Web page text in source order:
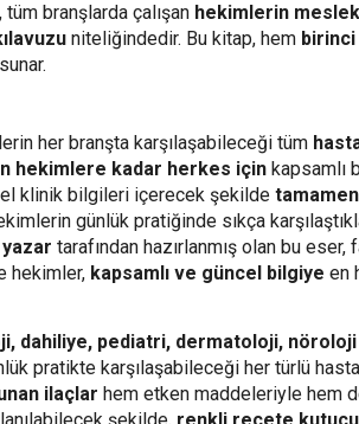
, tüm branşlarda çalışan hekimlerin
niteliğindedir. Bu kitap, hem
sunar.
her branşta karşılaşabileceği tüm
hekimlere kadar herkes için kapsamlı
klinik bilgileri içerecek şekilde
günlük pratiğinde sıkça
tarafından hazırlanmış olan bu eser,
hekimler, kapsamlı ve güncel bilgiye en
dahiliye, pediatri, dermatoloji, nöroloji
pratikte karşılaşabileceği her türlü
ilaçlar hem etken maddeleriyle hem